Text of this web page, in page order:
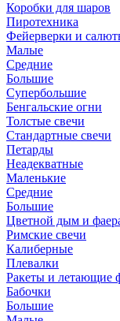
Коробки для шаров
Пиротехника
Фейерверки и
Малые
Средние
Большие
Супербольшие
Бенгальские огни
Толстые свечи
Стандартные свечи
Петарды
Неадекватные
Маленькие
Средние
Большие
Цветной дым и
Римские свечи
Калиберные
Плевалки
Ракеты и летающие
Бабочки
Большие